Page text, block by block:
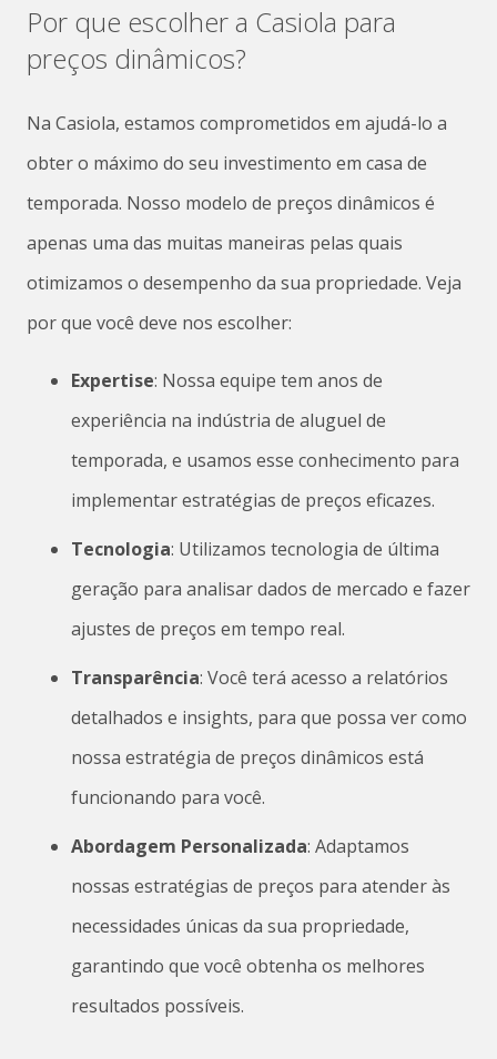
Por que escolher a Casiola para
preços dinâmicos?
Na Casiola, estamos comprometidos em ajudá-lo a
obter o máximo do seu investimento em casa de
temporada. Nosso modelo de preços dinâmicos é
apenas uma das muitas maneiras pelas quais
otimizamos o desempenho da sua propriedade. Veja
por que você deve nos escolher:
Expertise: Nossa equipe tem anos de
experiência na indústria de aluguel de
temporada, e usamos esse conhecimento para
implementar estratégias de preços eficazes.
Tecnologia: Utilizamos tecnologia de última
geração para analisar dados de mercado e fazer
ajustes de preços em tempo real.
Transparência: Você terá acesso a relatórios
detalhados e insights, para que possa ver como
nossa estratégia de preços dinâmicos está
funcionando para você.
Abordagem Personalizada: Adaptamos
nossas estratégias de preços para atender às
necessidades únicas da sua propriedade,
garantindo que você obtenha os melhores
resultados possíveis.